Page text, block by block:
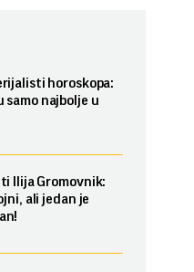
horoskopa:
samo najbolje u
Ilija Gromovnik:
ali jedan je